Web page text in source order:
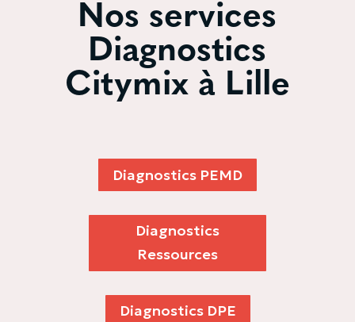
Nos services
Diagnostics
Citymix à Lille
Diagnostics PEMD
Diagnostics
Ressources
Diagnostics DPE